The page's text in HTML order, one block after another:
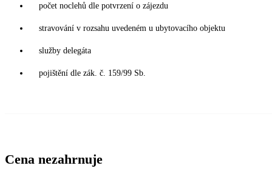
počet noclehů dle potvrzení o zájezdu
stravování v rozsahu uvedeném u ubytovacího objektu
služby delegáta
pojištění dle zák. č. 159/99 Sb.
Cena nezahrnuje